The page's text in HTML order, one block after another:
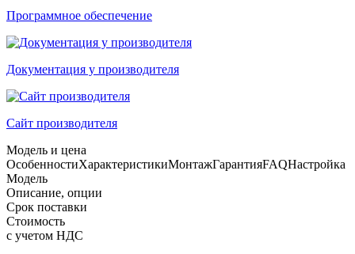
Программное обеспечение
Документация у производителя
Сайт производителя
Модель и цена
ОсобенностиХарактеристикиМонтажГарантияFAQНастройка
Модель
Описание, опции
Срок поставки
Стоимость
с учетом НДС